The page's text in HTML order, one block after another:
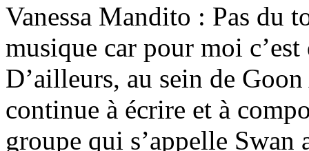
Vanessa Mandito : Pas du
musique car pour moi
D’ailleurs, au sein de
continue à écrire et à
groupe qui s’appelle Swan